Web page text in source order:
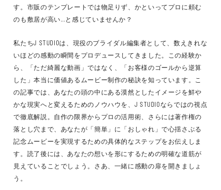
す。市販のテンプレートでは物足りず、かといってプロに頼む
のも敷居が高い…と感じていませんか？
私たちJ STUDIOは、現役のブライダル編集者として、数えきれな
いほどの感動の瞬間をプロデュースしてきました。この経験か
ら、「ただ綺麗な動画」ではなく、「お客様のゴールから逆算
した」本当に価値あるムービー制作の秘訣を知っています。こ
の記事では、あなたの頭の中にある漠然としたイメージを鮮や
かな現実へと変えるためのノウハウを、J STUDIOならではの視点
で徹底解説。自作の限界からプロの活用術、さらには著作権の
落とし穴まで、あなたが「簡単」に「おしゃれ」で心揺さぶる
記念ムービーを実現するための具体的なステップをお伝えしま
す。読了後には、あなたの想いを形にするための明確な道筋が
見えていることでしょう。さあ、一緒に感動の扉を開きましょ
う。